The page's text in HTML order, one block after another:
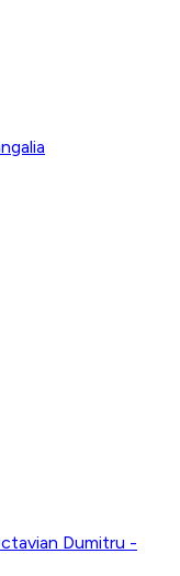
Dumitru -